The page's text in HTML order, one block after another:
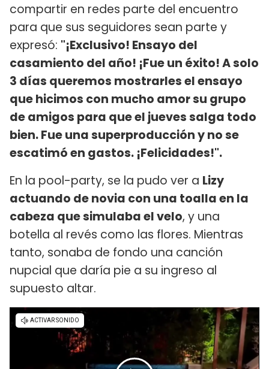
compartir en redes parte del encuentro
para que sus seguidores sean parte y
expresó: "¡Exclusivo! Ensayo del
casamiento del año! ¡Fue un éxito! A solo
3 días queremos mostrarles el ensayo
que hicimos con mucho amor su grupo
de amigos para que el jueves salga todo
bien. Fue una superproducción y no se
escatimó en gastos. ¡Felicidades!".
En la pool-party, se la pudo ver a Lizy
actuando de novia con una toalla en la
cabeza que simulaba el velo, y una
botella al revés como las flores. Mientras
tanto, sonaba de fondo una canción
nupcial que daría pie a su ingreso al
supuesto altar.